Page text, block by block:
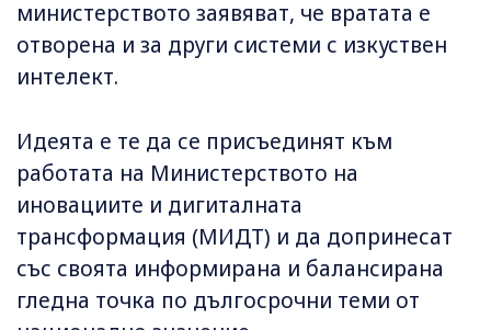
министерството заявяват, че вратата е
отворена и за други системи с изкуствен
интелект.
Идеята е те да се присъединят към
работата на Министерството на
иновациите и дигиталната
трансформация (МИДТ) и да допринесат
със своята информирана и балансирана
гледна точка по дългосрочни теми от